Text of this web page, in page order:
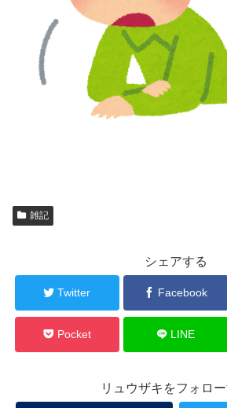
雑記
シェアする
Twitter Facebook
Pocket LINE
リュウザキをフォロ